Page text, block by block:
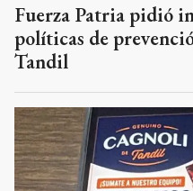
Fuerza Patria pidió
políticas de
Tandil